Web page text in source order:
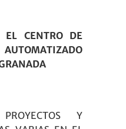
EL CENTRO DE
Y